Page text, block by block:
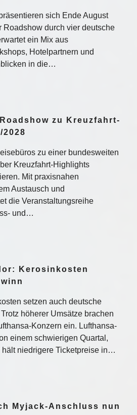
sich Ende August
Roadshow durch vier deutsche
ein Mix aus
Hotelpartnern und
in die…
zu Kreuzfahrt-
zu einer bundesweiten
Kreuzfahrt-Highlights
Mit praxisnahen
Austausch und
die Veranstaltungsreihe
und…
Kerosinkosten
setzen auch deutsche
höherer Umsätze brachen
Konzern ein. Lufthansa-
einem schwierigen Quartal,
niedrigere Ticketpreise in…
Myjack-Anschluss nun